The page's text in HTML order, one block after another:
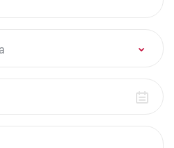
простатита
для мужчин